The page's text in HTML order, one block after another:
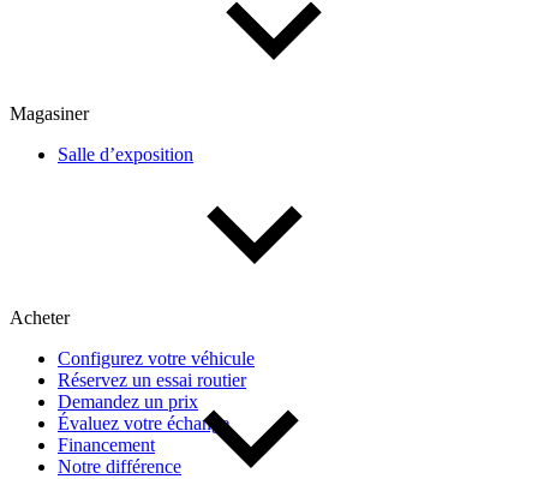
Magasiner
Salle d’exposition
Acheter
Configurez votre véhicule
Réservez un essai routier
Demandez un prix
Évaluez votre échange
Financement
Notre différence